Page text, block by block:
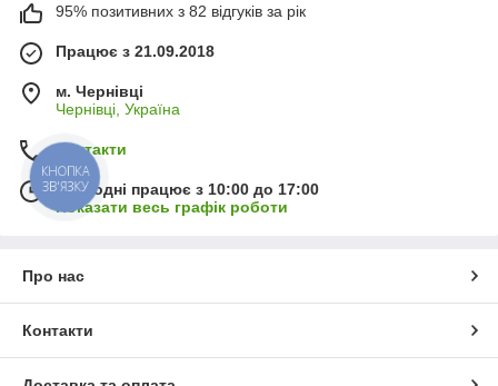
95% позитивних з 82 відгуків за рік
Працює з 21.09.2018
м. Чернівці
Чернівці, Україна
Контакти
Сьогодні працює з 10:00 до 17:00
Показати весь графік роботи
Про нас
Контакти
КНОПКА
ЗВ'ЯЗКУ